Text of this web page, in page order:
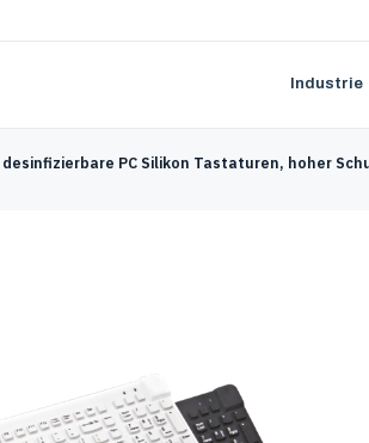
Industrie
desinfizierbare PC Silikon Tastaturen, hoher